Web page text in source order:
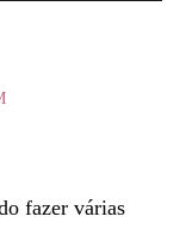
fazer várias